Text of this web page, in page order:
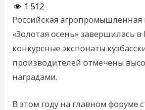
1 512
Российская агропромышленная
«Золотая осень» завершилась в
конкурсные экспонаты
производителей отмечены
наградами.
В этом году на главном форуме